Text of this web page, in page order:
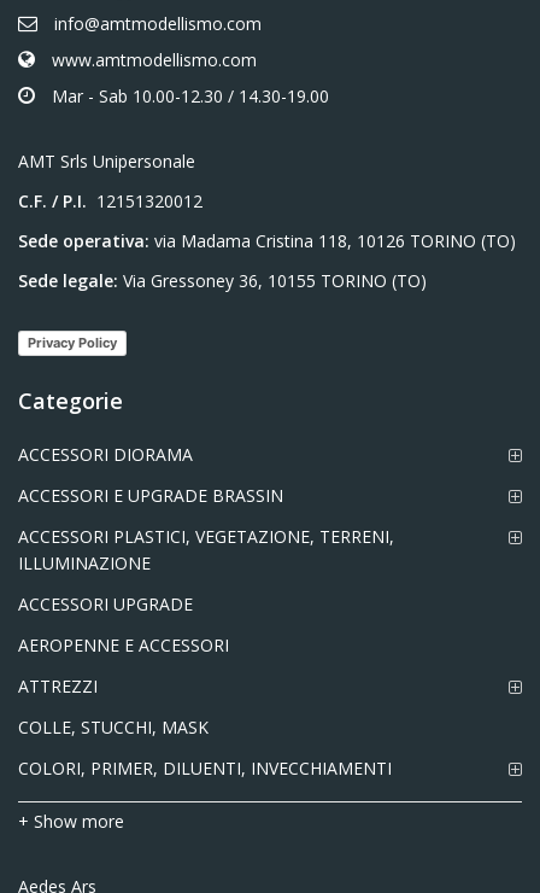
info@amtmodellismo.com
www.amtmodellismo.com
Mar - Sab 10.00-12.30 / 14.30-19.00
AMT Srls Unipersonale
C.F. / P.I. 12151320012
Sede operativa: via Madama Cristina 118, 10126 TORINO (TO)
Sede legale: Via Gressoney 36, 10155 TORINO (TO)
Privacy Policy
Categorie
ACCESSORI DIORAMA
ACCESSORI E UPGRADE BRASSIN
ACCESSORI PLASTICI, VEGETAZIONE, TERRENI,
ILLUMINAZIONE
ACCESSORI UPGRADE
AEROPENNE E ACCESSORI
ATTREZZI
COLLE, STUCCHI, MASK
COLORI, PRIMER, DILUENTI, INVECCHIAMENTI
+ Show more
Aedes Ars